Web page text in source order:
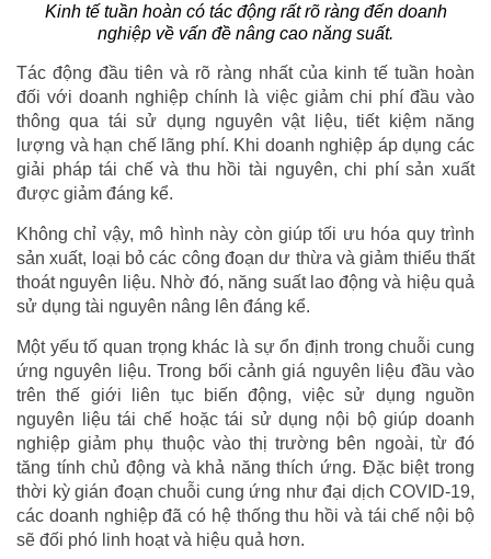
Kinh tế tuần hoàn có tác động rất rõ ràng đến doanh
nghiệp về vấn đề nâng cao năng suất.
Tác động đầu tiên và rõ ràng nhất của kinh tế tuần hoàn
đối với doanh nghiệp chính là việc giảm chi phí đầu vào
thông qua tái sử dụng nguyên vật liệu, tiết kiệm năng
lượng và hạn chế lãng phí. Khi doanh nghiệp áp dụng các
giải pháp tái chế và thu hồi tài nguyên, chi phí sản xuất
được giảm đáng kể.
Không chỉ vậy, mô hình này còn giúp tối ưu hóa quy trình
sản xuất, loại bỏ các công đoạn dư thừa và giảm thiểu thất
thoát nguyên liệu. Nhờ đó, năng suất lao động và hiệu quả
sử dụng tài nguyên nâng lên đáng kể.
Một yếu tố quan trọng khác là sự ổn định trong chuỗi cung
ứng nguyên liệu. Trong bối cảnh giá nguyên liệu đầu vào
trên thế giới liên tục biến động, việc sử dụng nguồn
nguyên liệu tái chế hoặc tái sử dụng nội bộ giúp doanh
nghiệp giảm phụ thuộc vào thị trường bên ngoài, từ đó
tăng tính chủ động và khả năng thích ứng. Đặc biệt trong
thời kỳ gián đoạn chuỗi cung ứng như đại dịch COVID-19,
các doanh nghiệp đã có hệ thống thu hồi và tái chế nội bộ
sẽ đối phó linh hoạt và hiệu quả hơn.